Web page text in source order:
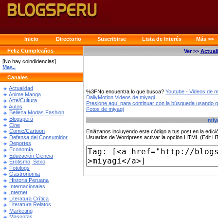
Inicio Directorio Suscribirse Lista de Interés
Más >>
Feliz Cumpleaños
[No hay coindidencias]
Mas..
Canales
Actualidad
Anime Manga
Arte/Cultura
Autos
Belleza Modas Fashion
Blogsperú
Cine
Comic/Cartoon
Defensa del Consumidor
Deportes
Economía
Educación Ciencia
Erotismo, Sexo
Fotologs
Gastronomia
Historia Peruana
Internacionales
Internet
Literatura Crítica
Literatura Relatos
Marketing
Mascotas
Ver >>
%3FNo encuentra lo que busca? Youtube - Videos de
DailyMotion Videos de miyagi
Presione aquí para continuar con la búsqueda usando
Fotos de miyagi
Enlázanos incluyendo este código a tus post en la
Usuarios de Wordpress activar la opción HTML (Edit